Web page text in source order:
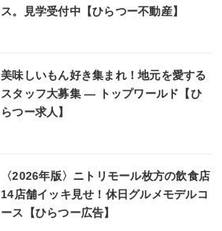
ス。見学受付中【ひらつー不動産】
美味しいもん好き集まれ！地元を愛する
スタッフ大募集 ― トップワールド【ひ
らつー求人】
〈2026年版〉ニトリモール枚方の飲食店
14店舗イッキ見せ！休日グルメモデルコ
ース【ひらつー広告】